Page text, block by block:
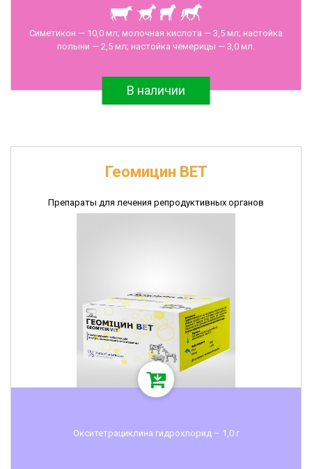
Симетикон — 10,0 мл; молочная кислота — 3,5 мл; настойка
полыни — 2,5 мл; настойка чемерицы — 3,0 мл.
В наличии
Геомицин ВЕТ
Препараты для лечения репродуктивных органов
Окситетрациклина гидрохлорид – 1,0 г